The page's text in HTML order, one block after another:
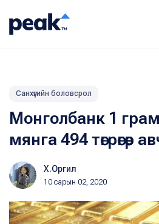
Санхүүгийн боловсрол
Монголбанк 1
мянга 494 төгрөгөөр
Х.Оргил
10 сарын 02, 2020